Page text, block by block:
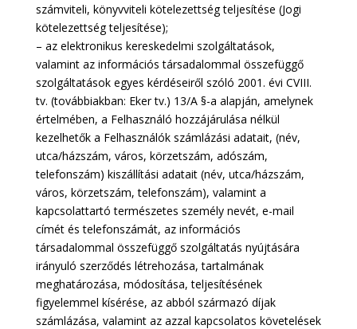
számviteli, könyvviteli kötelezettség teljesítése (Jogi
kötelezettség teljesítése);
– az elektronikus kereskedelmi szolgáltatások,
valamint az információs társadalommal összefüggő
szolgáltatások egyes kérdéseiről szóló 2001. évi CVIII.
tv. (továbbiakban: Eker tv.) 13/A §-a alapján, amelynek
értelmében, a Felhasználó hozzájárulása nélkül
kezelhetők a Felhasználók számlázási adatait, (név,
utca/házszám, város, körzetszám, adószám,
telefonszám) kiszállítási adatait (név, utca/házszám,
város, körzetszám, telefonszám), valamint a
kapcsolattartó természetes személy nevét, e-mail
címét és telefonszámát, az információs
társadalommal összefüggő szolgáltatás nyújtására
irányuló szerződés létrehozása, tartalmának
meghatározása, módosítása, teljesítésének
figyelemmel kísérése, az abból származó díjak
számlázása, valamint az azzal kapcsolatos követelések